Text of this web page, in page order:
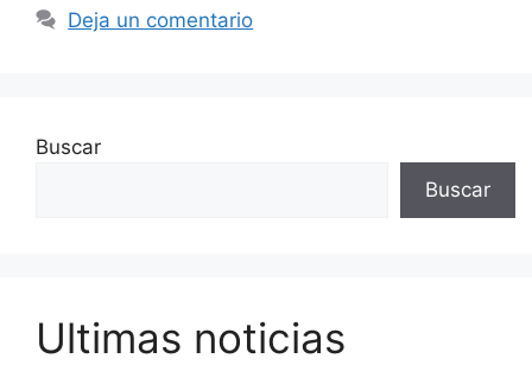
Deja un comentario
Buscar
Buscar
Ultimas noticias